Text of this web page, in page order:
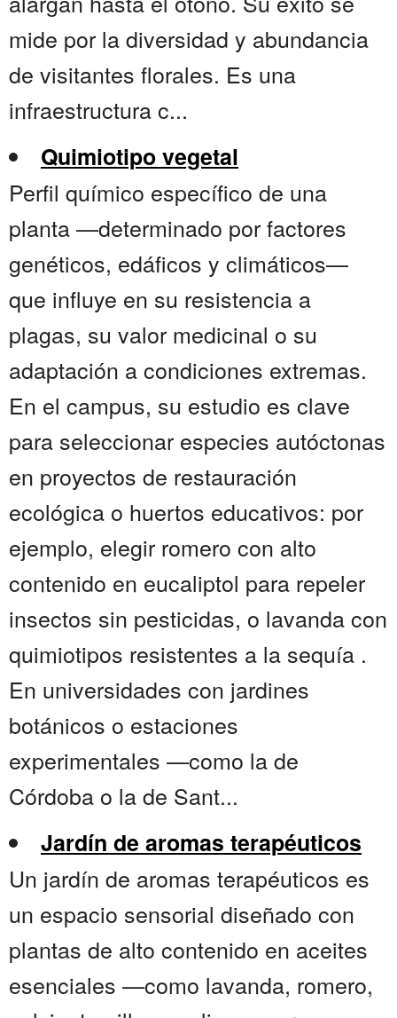
mide por la diversidad y abundancia
de visitantes florales. Es una
infraestructura c...
Quimiotipo vegetal
Perfil químico específico de una
planta —determinado por factores
genéticos, edáficos y climáticos—
que influye en su resistencia a
plagas, su valor medicinal o su
adaptación a condiciones extremas.
En el campus, su estudio es clave
para seleccionar especies autóctonas
en proyectos de restauración
ecológica o huertos educativos: por
ejemplo, elegir romero con alto
contenido en eucaliptol para repeler
insectos sin pesticidas, o lavanda con
quimiotipos resistentes a la sequía .
En universidades con jardines
botánicos o estaciones
experimentales —como la de
Córdoba o la de Sant...
Jardín de aromas terapéuticos
Un jardín de aromas terapéuticos es
un espacio sensorial diseñado con
plantas de alto contenido en aceites
esenciales —como lavanda, romero,